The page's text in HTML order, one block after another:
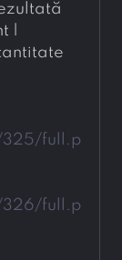
|
full.p
full.p